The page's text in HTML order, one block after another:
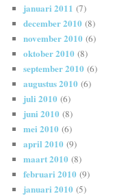
januari 2011 (7)
december 2010 (8)
november 2010 (6)
oktober 2010 (8)
september 2010 (6)
augustus 2010 (6)
juli 2010 (6)
juni 2010 (8)
mei 2010 (6)
april 2010 (9)
maart 2010 (8)
februari 2010 (9)
januari 2010 (5)